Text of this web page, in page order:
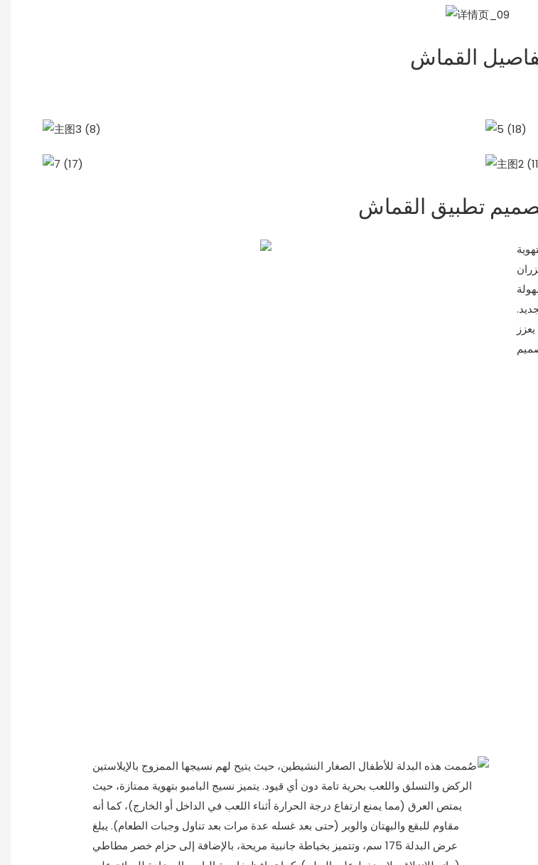
القماش
تطبيق القماش
التهوية
يعزز
صُممت هذه البدلة للأطفال الصغار النشيطين، حيث يتيح لهم نسيجها الممزوج بالإيلاستين
الركض والتسلق واللعب بحرية تامة دون أي قيود. يتميز نسيج البامبو بتهوية ممتازة، حيث
يمتص العرق (مما يمنع ارتفاع درجة الحرارة أثناء اللعب في الداخل أو الخارج)، كما أنه
مقاوم للبقع والبهتان والوبر (حتى بعد غسله عدة مرات بعد تناول وجبات الطعام). يبلغ
عرض البدلة 175 سم، وتتميز بخياطة جانبية مريحة، بالإضافة إلى حزام خصر مطاطي